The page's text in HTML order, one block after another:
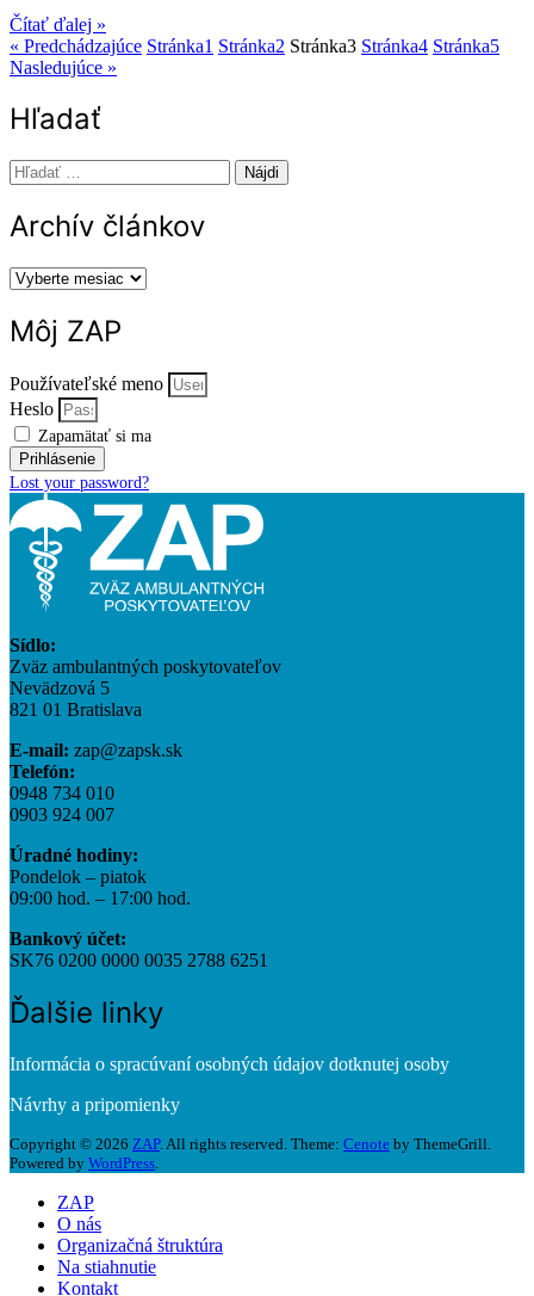
Čítať ďalej »
« Predchádzajúce Stránka1 Stránka2 Stránka3 Stránka4 Stránka5
Nasledujúce »
Hľadať
Hľadať:
Archív článkov
Archív
Môj ZAP
Používateľské meno
Heslo
Zapamätať si ma
Prihlásenie
Lost your password?
Sídlo:
Zväz ambulantných poskytovateľov
Nevädzová 5
821 01 Bratislava
E-mail: zap@zapsk.sk
Telefón:
0948 734 010
0903 924 007
Úradné hodiny:
Pondelok – piatok
09:00 hod. – 17:00 hod.
Bankový účet:
SK76 0200 0000 0035 2788 6251
Ďalšie linky
Informácia o spracúvaní osobných údajov dotknutej osoby
Návrhy a pripomienky
Copyright © 2026 ZAP. All rights reserved. Theme: Cenote by ThemeGrill.
Powered by WordPress.
ZAP
O nás
Organizačná štruktúra
Na stiahnutie
Kontakt